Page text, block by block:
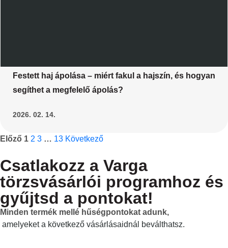
Festett haj ápolása – miért fakul a hajszín, és hogyan
segíthet a megfelelő ápolás?
2026. 02. 14.
Előző 1 2 3 … 13 Következő
Csatlakozz a Varga
törzsvásárlói programhoz és
gyűjtsd a pontokat!
Minden termék mellé hűségpontokat adunk,
amelyeket a következő vásárlásaidnál beválthatsz.